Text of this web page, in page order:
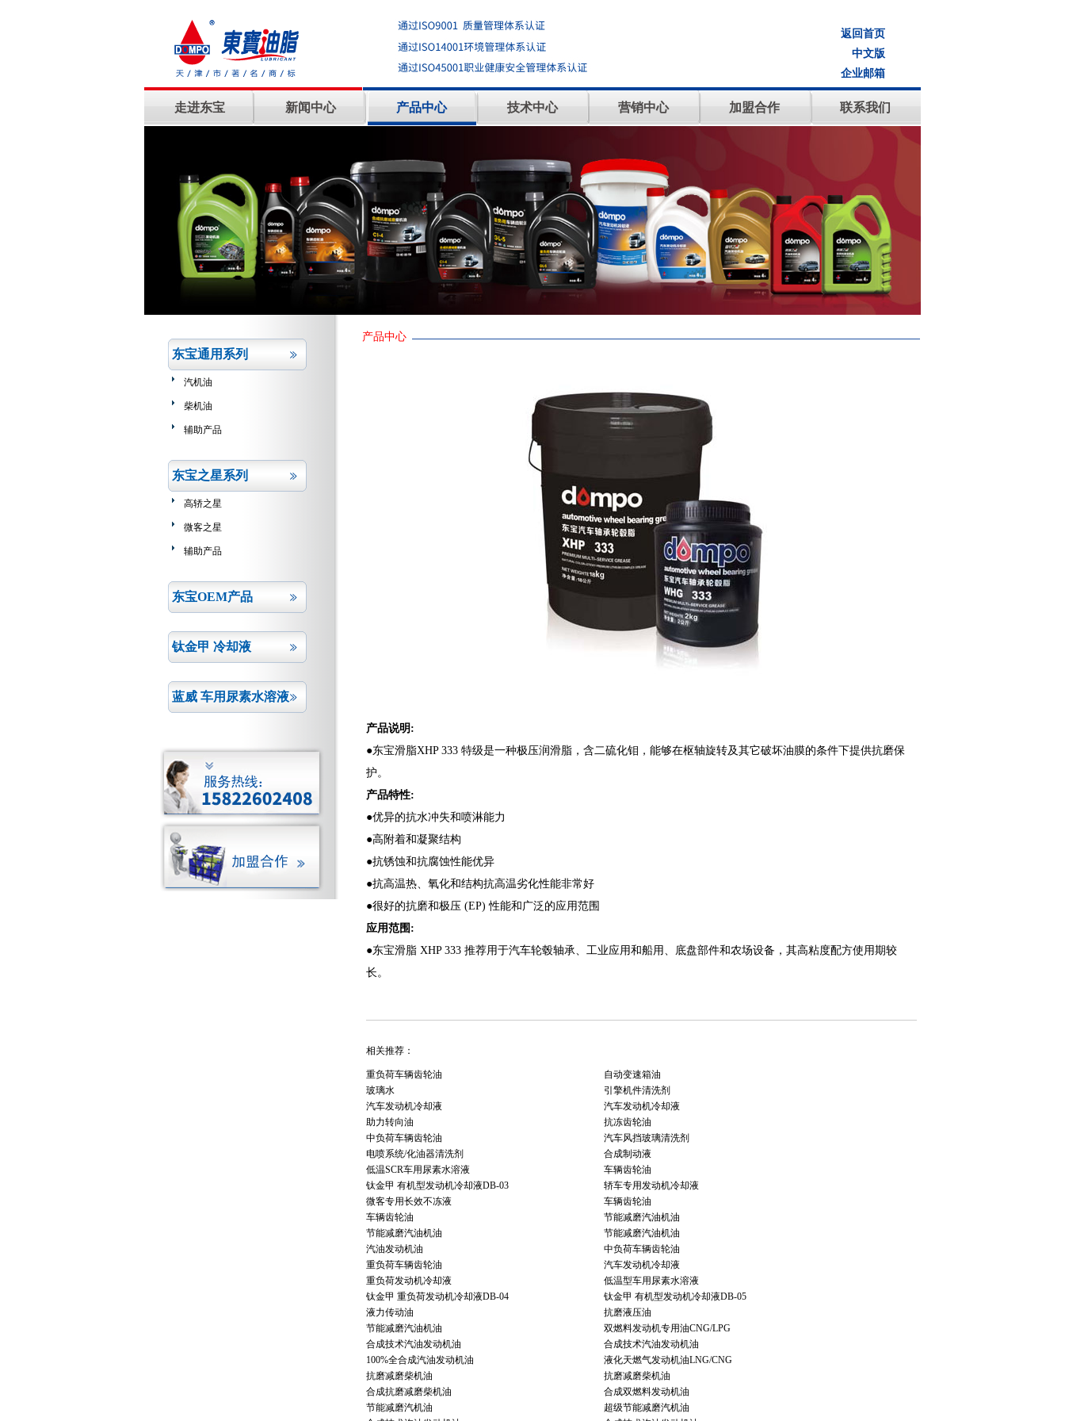
返回首页
中文版
企业邮箱
走进东宝 新闻中心 产品中心 技术中心 营销中心 加盟合作 联系我们
东宝通用系列
汽机油
柴机油
辅助产品
东宝之星系列
高轿之星
微客之星
辅助产品
东宝OEM产品
钛金甲 冷却液
蓝威 车用尿素水溶液
产品中心
产品说明 :
●东宝滑脂XHP 333 特级是一种极压润滑脂，含二硫化钼，能够在枢轴旋转及其它破坏油膜的条件下提供抗磨保
护。
产品特性:
●优异的抗水冲失和喷淋能力
●高附着和凝聚结构
●抗锈蚀和抗腐蚀性能优异
●抗高温热、氧化和结构抗高温劣化性能非常好
●很好的抗磨和极压 (EP)性能和广泛的应用范围
应用范围:
●东宝滑脂 XHP 333 推荐用于汽车轮毂轴承、工业应用和船用、底盘部件和农场设备，其高粘度配方使用期较
长。
相关推荐：
重负荷车辆齿轮油
自动变速箱油
玻璃水
引擎机件清洗剂
汽车发动机冷却液
汽车发动机冷却液
助力转向油
抗冻齿轮油
中负荷车辆齿轮油
汽车风挡玻璃清洗剂
电喷系统/化油器清洗剂
合成制动液
低温SCR车用尿素水溶液
车辆齿轮油
钛金甲 有机型发动机冷却液DB-03
轿车专用发动机冷却液
微客专用长效不冻液
车辆齿轮油
车辆齿轮油
节能减磨汽油机油
节能减磨汽油机油
节能减磨汽油机油
汽油发动机油
中负荷车辆齿轮油
重负荷车辆齿轮油
汽车发动机冷却液
重负荷发动机冷却液
低温型车用尿素水溶液
钛金甲 重负荷发动机冷却液DB-04
钛金甲 有机型发动机冷却液DB-05
液力传动油
抗磨液压油
节能减磨汽油机油
双燃料发动机专用油CNG/LPG
合成技术汽油发动机油
合成技术汽油发动机油
100%全合成汽油发动机油
液化天燃气发动机油LNG/CNG
抗磨减磨柴机油
抗磨减磨柴机油
合成抗磨减磨柴机油
合成双燃料发动机油
节能减磨汽机油
超级节能减磨汽机油